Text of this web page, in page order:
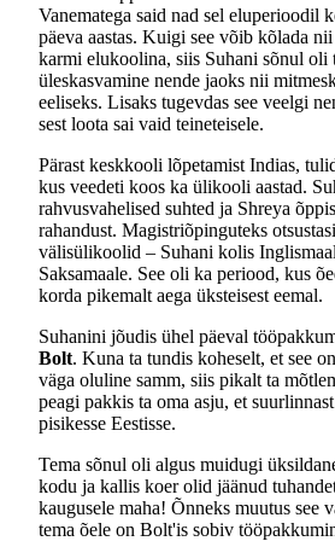
Vanematega said nad sel eluperioodil
päeva aastas. Kuigi see võib kõlada
karmi elukoolina, siis Suhani sõnul oli
üleskasvamine nende jaoks nii
eeliseks. Lisaks tugevdas see veelgi
sest loota sai vaid teineteisele.
Pärast keskkooli lõpetamist Indias,
kus veedeti koos ka ülikooli aastad.
rahvusvahelised suhted ja Shreya
rahandust. Magistriõpinguteks
välisülikoolid – Suhani kolis
Saksamaale. See oli ka periood, kus
korda pikemalt aega üksteisest eemal.
Suhanini jõudis ühel päeval
Bolt. Kuna ta tundis koheselt, et see
väga oluline samm, siis pikalt ta
peagi pakkis ta oma asju, et
pisikesse Eestisse.
Tema sõnul oli algus muidugi
kodu ja kallis koer olid jäänud
kaugusele maha! Õnneks muutus see
tema õele on Bolt'is sobiv